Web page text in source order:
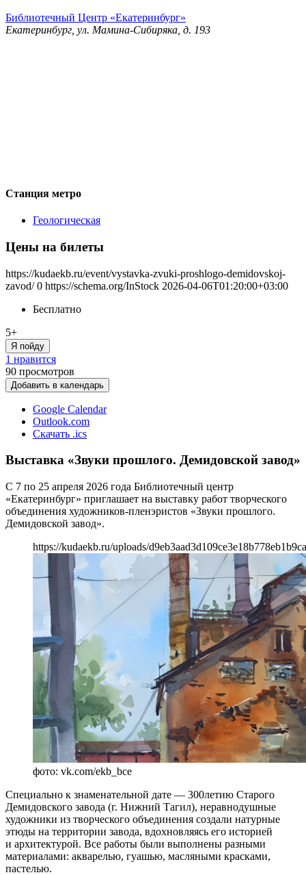
Библиотечный Центр «Екатеринбург»
Екатеринбург, ул. Мамина-Сибиряка, д. 193
Станция метро
Геологическая
Цены на билеты
https://kudaekb.ru/event/vystavka-zvuki-proshlogo-demidovskoj-
zavod/ 0 https://schema.org/InStock 2026-04-06T01:20:00+03:00
Бесплатно
5+
Я пойду
1 нравится
90 просмотров
Добавить в календарь
Google Calendar
Outlook.com
Скачать .ics
Выставка «Звуки прошлого. Демидовской завод»
С 7 по 25 апреля 2026 года Библиотечный центр
«Екатеринбург» приглашает на выставку работ творческого
объединения художников-пленэристов «Звуки прошлого.
Демидовской завод».
https://kudaekb.ru/uploads/
фото: vk.com/ekb_bce
Специально к знаменательной дате — 300летию Старого
Демидовского завода (г. Нижний Тагил), неравнодушные
художники из творческого объединения создали натурные
этюды на территории завода, вдохновляясь его историей
и архитектурой. Все работы были выполнены разными
материалами: акварелью, гуашью, масляными красками,
пастелью.